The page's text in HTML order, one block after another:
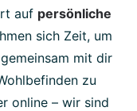
auf persönliche
sich Zeit, um
mit dir
zu
online – wir sind